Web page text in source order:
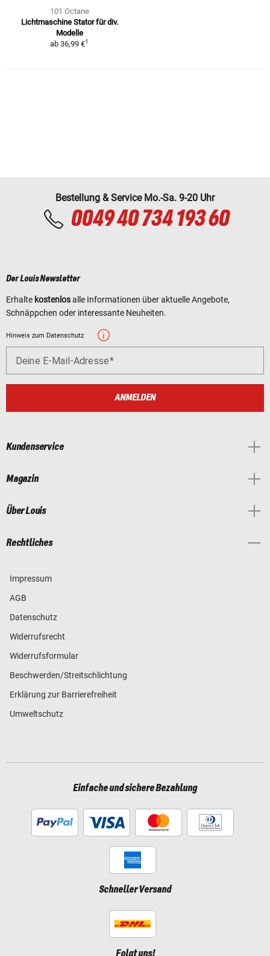
101 Octane
Lichtmaschine Stator für div.
Modelle
ab 36,99 €1
Bestellung & Service Mo.-Sa. 9-20 Uhr
0049 40 734 193 60
Der Louis Newsletter
Erhalte kostenlosalle Informationen über aktuelle Angebote,
Schnäppchen oder interessante Neuheiten.
Hinweis zum Datenschutz
Deine E-Mail-Adresse
ANMELDEN
Kundenservice
Magazin
Über Louis
Rechtliches
Impressum
AGB
Datenschutz
Widerrufsrecht
Widerrufsformular
Beschwerden/Streitschlichtung
Erklärung zur Barrierefreiheit
Umweltschutz
Einfache und sichere Bezahlung
Schneller Versand
Folgt uns!